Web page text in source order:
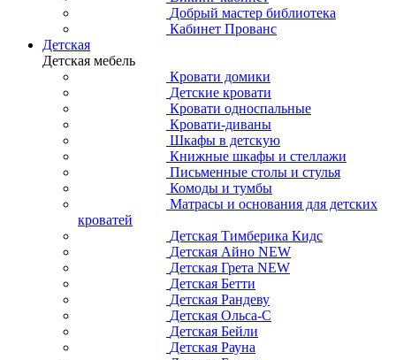
Добрый мастер библиотека
Кабинет Прованс
Детская
Детская мебель
Кровати домики
Детские кровати
Кровати односпальные
Кровати-диваны
Шкафы в детскую
Книжные шкафы и стеллажи
Письменные столы и стулья
Комоды и тумбы
Матрасы и основания для детских
кроватей
Детская Тимберика Кидс
Детская Айно NEW
Детская Грета NEW
Детская Бетти
Детская Рандеву
Детская Ольса-С
Детская Бейли
Детская Рауна